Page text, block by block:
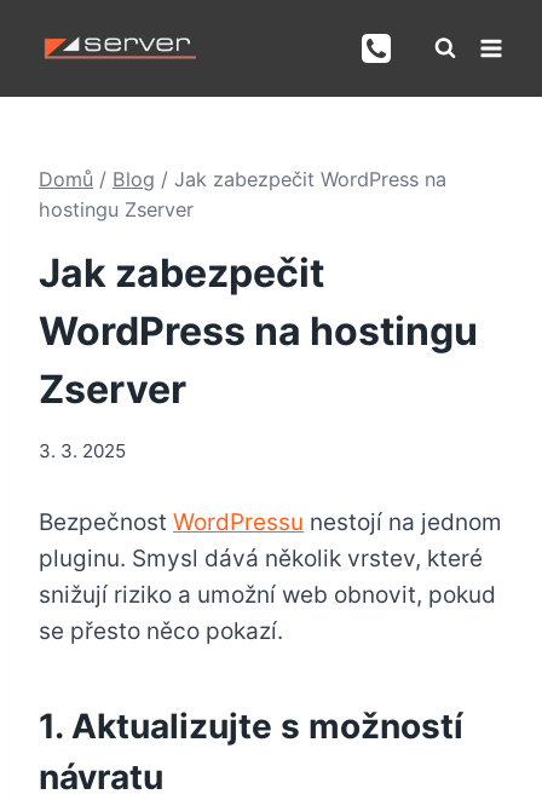
Domů / Blog / Jak zabezpečit WordPress na
hostingu Zserver
Jak zabezpečit
WordPress na hostingu
Zserver
3. 3. 2025
Bezpečnost WordPressu nestojí na jednom
pluginu. Smysl dává několik vrstev, které
snižují riziko a umožní web obnovit, pokud
se přesto něco pokazí.
1. Aktualizujte s možností
návratu